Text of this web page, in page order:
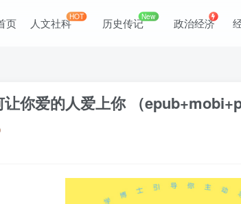
页 人文社科HOT 历史传记New 政治经济
你爱的人爱上你 （